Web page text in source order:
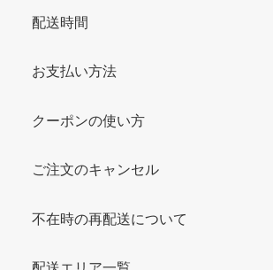
配送時間
お支払い方法
クーポンの使い方
ご注文のキャンセル
不在時の再配送について